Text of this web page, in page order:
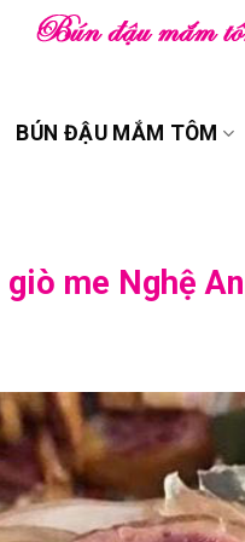
BÚN ĐẬU MẮM TÔM
me Nghệ An